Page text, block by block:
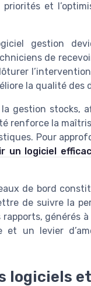
et
gestion
de
la qualité des
gestion stocks,
renforce la
Pour
un logiciel
de bord
de suivre la
générés
et un levier
logiciels